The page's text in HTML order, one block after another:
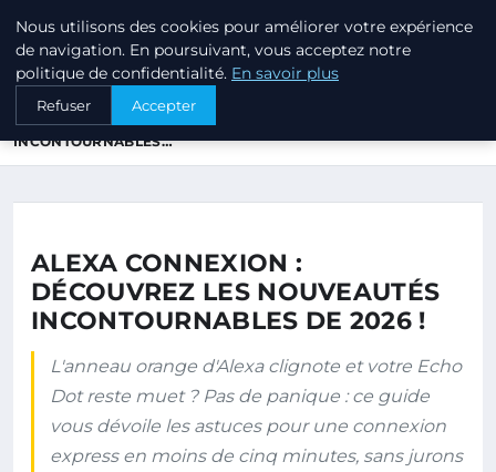
ANNUAIRE3 ANNUAIRE3D
ACCUEIL
ALEXA CONNEXION : DÉCOUVREZ LES NOUVEAUTÉS
INCONTOURNABLES…
ALEXA CONNEXION :
DÉCOUVREZ LES NOUVEAUTÉS
INCONTOURNABLES DE 2026 !
L'anneau orange d'Alexa clignote et votre Echo
Dot reste muet ? Pas de panique : ce guide
vous dévoile les astuces pour une connexion
express en moins de cinq minutes, sans jurons
Nous utilisons des cookies pour améliorer votre expérience
de navigation. En poursuivant, vous acceptez notre
politique de confidentialité. En savoir plus
Refuser Accepter